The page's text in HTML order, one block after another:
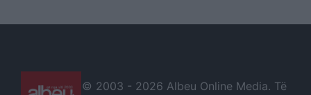
© 2003 - 2026 Albeu Online Media. Të